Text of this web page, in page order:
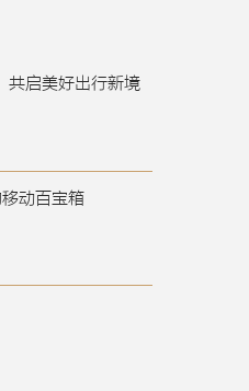
共启美好出行新境
动百宝箱